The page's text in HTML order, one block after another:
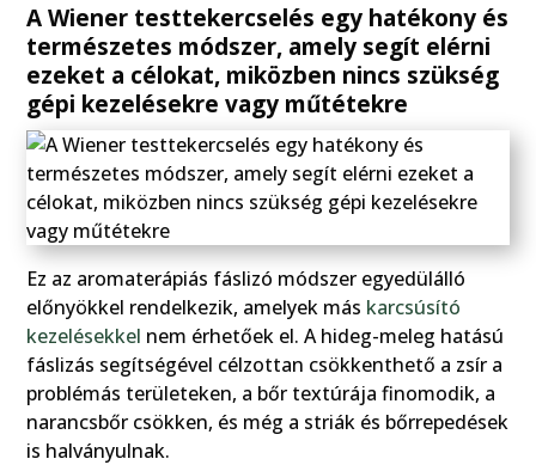
A Wiener testtekercselés egy hatékony és
természetes módszer, amely segít elérni
ezeket a célokat, miközben nincs szükség
gépi kezelésekre vagy műtétekre
Ez az aromaterápiás fáslizó módszer egyedülálló
előnyökkel rendelkezik, amelyek más karcsúsító
kezelésekkel nem érhetőek el. A hideg-meleg hatású
fáslizás segítségével célzottan csökkenthető a zsír a
problémás területeken, a bőr textúrája finomodik, a
narancsbőr csökken, és még a striák és bőrrepedések
is halványulnak.